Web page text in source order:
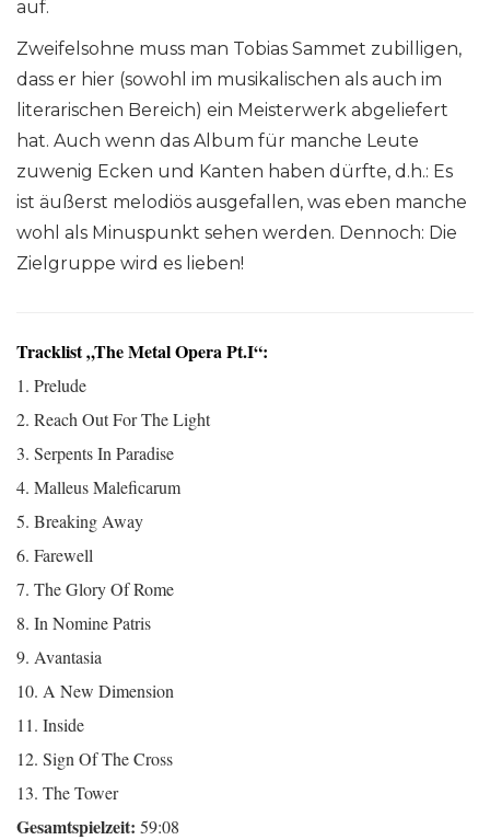
auf.
Zweifelsohne muss man Tobias Sammet zubilligen,
dass er hier (sowohl im musikalischen als auch im
literarischen Bereich) ein Meisterwerk abgeliefert
hat. Auch wenn das Album für manche Leute
zuwenig Ecken und Kanten haben dürfte, d.h.: Es
ist äußerst melodiös ausgefallen, was eben manche
wohl als Minuspunkt sehen werden. Dennoch: Die
Zielgruppe wird es lieben!
Tracklist „The Metal Opera Pt.I“:
1. Prelude
2. Reach Out For The Light
3. Serpents In Paradise
4. Malleus Maleficarum
5. Breaking Away
6. Farewell
7. The Glory Of Rome
8. In Nomine Patris
9. Avantasia
10. A New Dimension
11. Inside
12. Sign Of The Cross
13. The Tower
Gesamtspielzeit: 59:08